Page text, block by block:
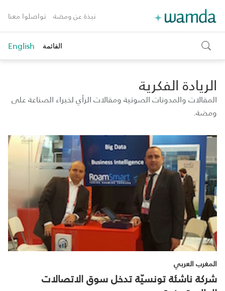
نبذة عن ومضة تواصلوا معنا
toggle
search
القائمة English
الريادة الفكرية
المقالات والمدونات الصوتية ومقالات الرأي لخبراء الصناعة على
ومضة.
المغرب العربي
شركة ناشئة تونسيّة تدخل سوق الاتصالات